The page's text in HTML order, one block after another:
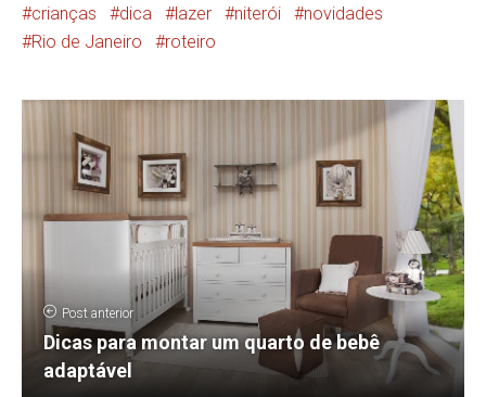
crianças dica lazer niterói
novidades
Rio de Janeiro
roteiro
Post anterior
Dicas para montar um quarto de bebê
adaptável